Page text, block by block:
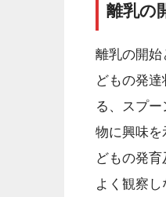
離乳の
離乳の開始
どもの発
る、スプ
物に興味を
どもの発
よく観察